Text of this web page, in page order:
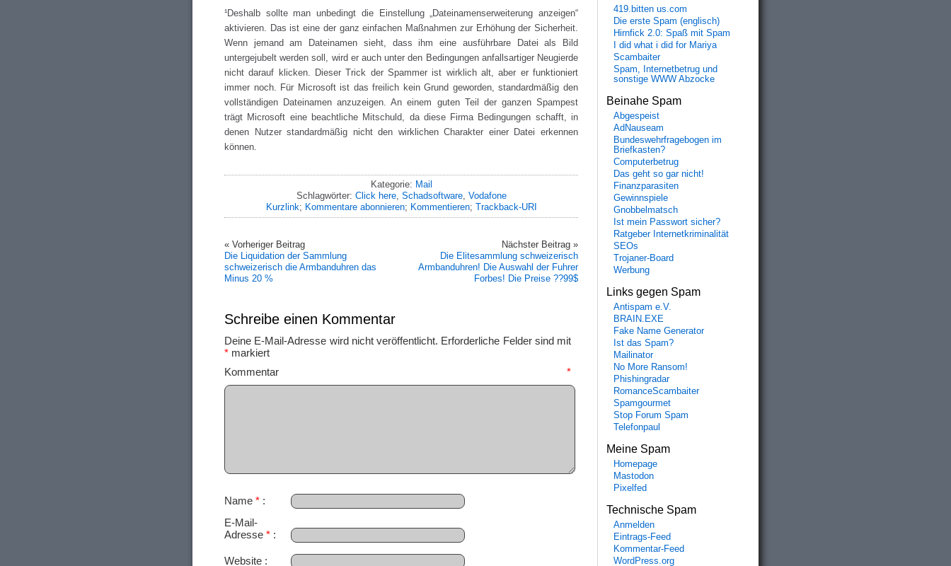
¹Deshalb sollte man unbedingt die Einstellung „Dateinamenserweiterung anzeigen“
aktivieren. Das ist eine der ganz einfachen Maßnahmen zur Erhöhung der Sicherheit.
Wenn jemand am Dateinamen sieht, dass ihm eine ausführbare Datei als Bild
untergejubelt werden soll, wird er auch unter den Bedingungen anfallsartiger Neugierde
nicht darauf klicken. Dieser Trick der Spammer ist wirklich alt, aber er funktioniert
immer noch. Für Microsoft ist das freilich kein Grund geworden, standardmäßig den
vollständigen Dateinamen anzuzeigen. An einem guten Teil der ganzen Spampest
trägt Microsoft eine beachtliche Mitschuld, da diese Firma Bedingungen schafft, in
denen Nutzer standardmäßig nicht den wirklichen Charakter einer Datei erkennen
können.
Kategorie: Mail
Schlagwörter: Click here, Schadsoftware, Vodafone
Kurzlink; Kommentare abonnieren; Kommentieren; Trackback-URI
« Vorheriger Beitrag
Die Liquidation der Sammlung
schweizerisch die Armbanduhren das
Minus 20 %
Nächster Beitrag »
Die Elitesammlung schweizerisch
Armbanduhren! Die Auswahl der Fuhrer
Forbes! Die Preise ??99$
Schreibe einen Kommentar
Deine E-Mail-Adresse wird nicht veröffentlicht. Erforderliche Felder sind mit
* markiert
Kommentar *
Name *
E-Mail-
Adresse *
Website
419.bitten us.com
Die erste Spam (englisch)
Hirnfick 2.0: Spaß mit Spam
I did what i did for Mariya
Scambaiter
Spam, Internetbetrug und
sonstige WWW Abzocke
Beinahe Spam
Abgespeist
AdNauseam
Bundeswehrfragebogen im
Briefkasten?
Computerbetrug
Das geht so gar nicht!
Finanzparasiten
Gewinnspiele
Gnobbelmatsch
Ist mein Passwort sicher?
Ratgeber Internetkriminalität
SEOs
Trojaner-Board
Werbung
Links gegen Spam
Antispam e.V.
BRAIN.EXE
Fake Name Generator
Ist das Spam?
Mailinator
No More Ransom!
Phishingradar
RomanceScambaiter
Spamgourmet
Stop Forum Spam
Telefonpaul
Meine Spam
Homepage
Mastodon
Pixelfed
Technische Spam
Anmelden
Eintrags-Feed
Kommentar-Feed
WordPress.org